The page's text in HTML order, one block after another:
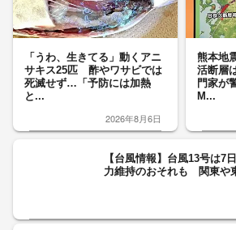
「うわ、生きてる」動くアニ
サキス25匹 酢やワサビでは
死滅せず…「予防には加熱
と...
2026年8月6日
熊本地
活断層
門家が
M...
【台風情報】台風13号は
力維持のおそれも 関東や